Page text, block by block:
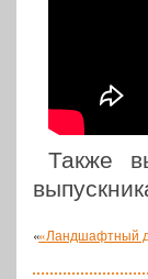
Также
««Ландшафтный